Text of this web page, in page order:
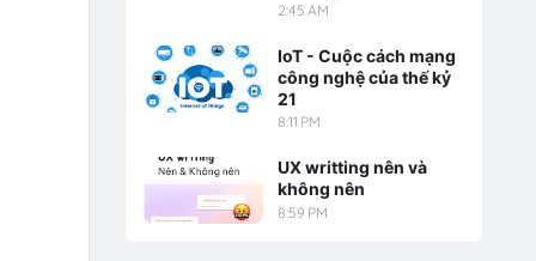
2:45 AM
IoT - Cuộc cách mạng
công nghệ của thế kỷ
21
8:11 PM
UX writting nên và
không nên
8:59 PM